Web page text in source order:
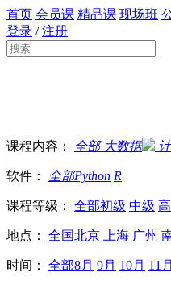
首页 会员课 精品课 现场班
登录 /注册
课程内容： 全部大数据
软件： 全部Python R
课程等级： 全部初级 中级
地点： 全国北京 上海 广州
时间： 全部8月 9月 10月 11月